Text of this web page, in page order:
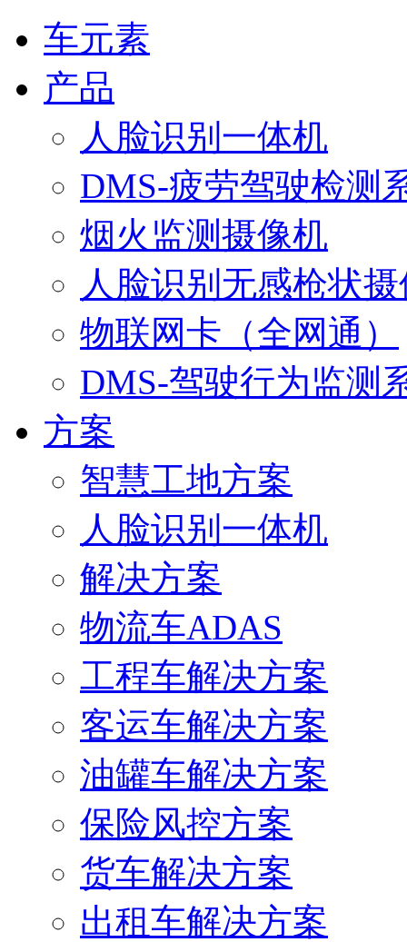
车元素
产品
人脸识别一体机
DMS-疲劳驾驶检测
烟火监测摄像机
人脸识别无感枪状
物联网卡（全网通）
DMS-驾驶行为监测
方案
智慧工地方案
人脸识别一体机
解决方案
物流车ADAS
工程车解决方案
客运车解决方案
油罐车解决方案
保险风控方案
货车解决方案
出租车解决方案